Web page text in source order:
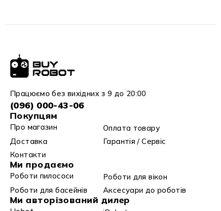
Працюємо без вихідних з 9 до 20:00
(096) 000-43-06
Покупцям
Про магазин
Оплата товару
Доставка
Гарантія / Сервіс
Контакти
Ми продаємо
Роботи пилососи
Роботи для вікон
Роботи для басейнів
Аксесуари до роботів
Ми авторізований дилер